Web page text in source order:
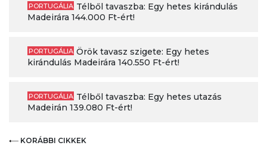
PORTUGÁLIA Télből tavaszba: Egy hetes kirándulás
Madeirára 144.000 Ft-ért!
PORTUGÁLIA Örök tavasz szigete: Egy hetes
kirándulás Madeirára 140.550 Ft-ért!
PORTUGÁLIA Télből tavaszba: Egy hetes utazás
Madeirán 139.080 Ft-ért!
KORÁBBI CIKKEK